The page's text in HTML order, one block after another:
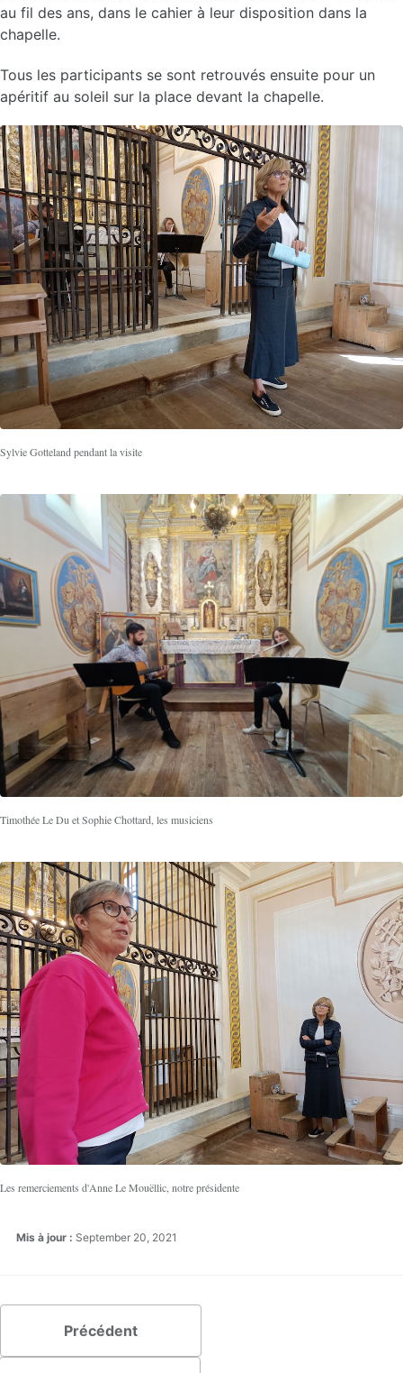
au fil des ans, dans le cahier à leur disposition dans la
chapelle.
Tous les participants se sont retrouvés ensuite pour un
apéritif au soleil sur la place devant la chapelle.
Sylvie Gotteland pendant la visite
Timothée Le Du et Sophie Chottard, les musiciens
Les remerciements d'Anne Le Mouëllic, notre présidente
Mis à jour : September 20, 2021
Précédent